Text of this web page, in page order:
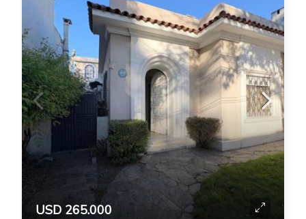
USD 265.000